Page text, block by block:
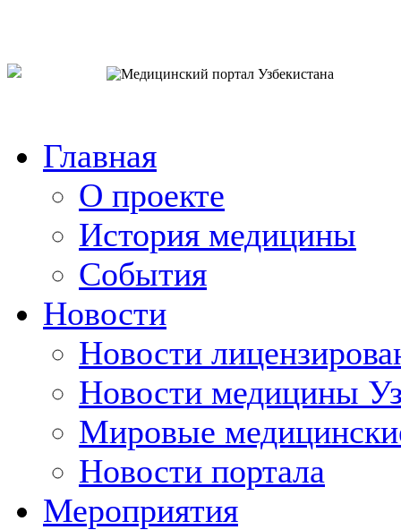
Главная
О проекте
История медицины
События
Новости
Новости
Новости медицины
Мировые
Новости портала
Мероприятия